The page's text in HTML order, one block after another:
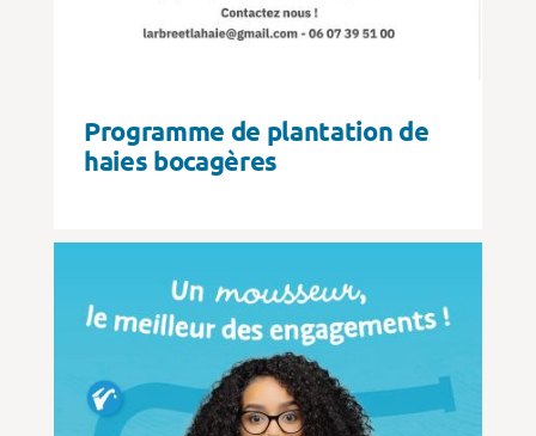
Programme de plantation de
haies bocagères